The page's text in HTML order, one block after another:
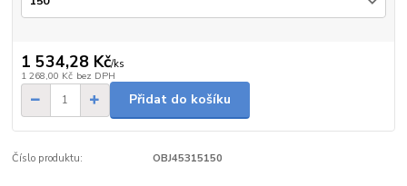
1 534,28 Kč/ks
1 268,00 Kč bez DPH
Přidat do košíku
Číslo produktu: OBJ45315150